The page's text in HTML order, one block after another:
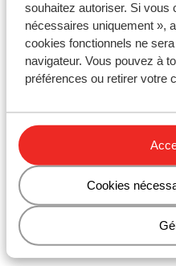
souhaitez autoriser. Si vous
nécessaires uniquement »,
cookies fonctionnels ne
navigateur. Vous pouvez à
préférences ou retirer votre
Cookies
* En France, il est
suivants dans la voiture :
- Un triangle de
Le conducteur doit
voiture le long de la route
agglomérations en cas
gilets de sécurité peuvent
autres).
- Un extincteur